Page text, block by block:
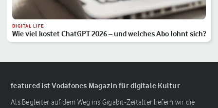
DIGITAL LIFE
Wie viel kostet ChatGPT 2026 – und welches Abo lohnt sich?
featured ist Vodafones Magazin für digitale Kultur
Als Begleiter auf dem Weg ins Gigabit-Zeitalter liefern wir die